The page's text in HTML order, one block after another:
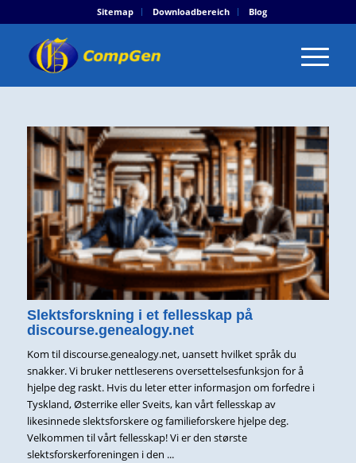
Sitemap Downloadbereich Blog
Slektsforskning i et fellesskap på
discourse.genealogy.net
Kom til discourse.genealogy.net, uansett hvilket språk du
snakker. Vi bruker nettleserens oversettelsesfunksjon for å
hjelpe deg raskt. Hvis du leter etter informasjon om forfedre i
Tyskland, Østerrike eller Sveits, kan vårt fellesskap av
likesinnede slektsforskere og familieforskere hjelpe deg.
Velkommen til vårt fellesskap! Vi er den største
slektsforskerforeningen i den ...